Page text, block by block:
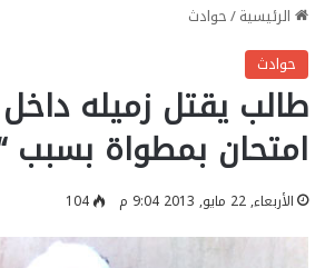
الرئيسية/حوادث
حوادث
طالب يقتل زميله
امتحان بمطواة بسبب
الأربعاء, 22 مايو, 2013 9:04 م 104